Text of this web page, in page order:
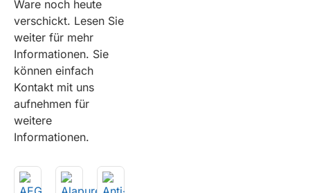
Ware noch heute
verschickt. Lesen Sie
weiter für mehr
Informationen. Sie
können einfach
Kontakt mit uns
aufnehmen für
weitere
Informationen.